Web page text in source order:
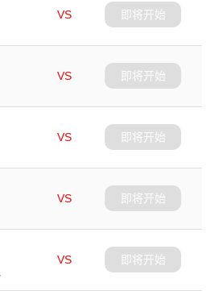
VS
即将开始
VS
即将开始
VS
即将开始
VS
即将开始
VS
即将开始